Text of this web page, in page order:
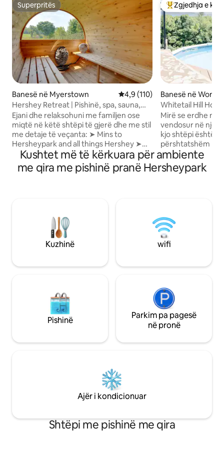
Superpritës
Superpritës
Banesë në Myerstown Vlerësimi mesatar 4,9 nga 5,
4,9 (110)
Hershey Retreat | Pishinë, spa, sauna,
zhytje dhe pellg
Ejani dhe relaksohuni me familjen ose
miqtë në këtë shtëpi të gjerë dhe me stil
me detaje të veçanta: ➤ Mins to
Hersheypark and all things Hershey ➤
Pishinë ➤ Vaskë me hidromasazh ➤ Pellg
me 2 kajakë Kapja dhe lëshimi i ➤ basit ➤
Karikues për makina elektrike ➤ Sauna
lojërash ➤ Vatër zjarri në natyrë Shënim:
Kujdestari jeton në një banesë të
veçantë në të njëjtin ambient; qentë
miqësorë qëndrojnë me të. Do të kesh
Më të mirat e
Zgjedhja e
Banesë në
Whitetail Hill
Gropë zjarri
Mirë se erdhe në
vendosur në një
kjo shtëpi është
përshtatshëm
gjumi dhe 3
shumë hapësirë
pamje të bukur
zgjedhur me
moderne, të
duhet, një bar
të rehatshme!
Kushtet më të kërkuara për ambiente
me qira me pishinë pranë Hersheypark
Kuzhinë wifi
Pishinë
Parkim pa pagesë
në pronë
Ajër i kondicionuar
Shtëpi me pishinë me qira